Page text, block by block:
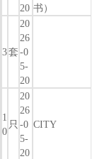
20 书）
3套
20
26
-0
5-
20
1
0
只
20
26
-0
5-
20
CITY